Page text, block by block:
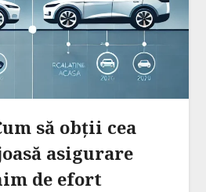
să obții cea
asigurare
de efort